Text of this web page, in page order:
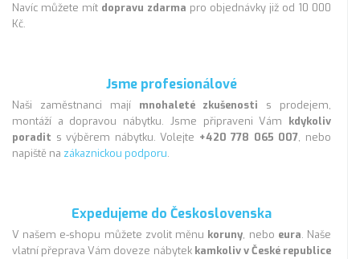
Navíc můžete mít dopravu zdarma pro objednávky již od 10 000
Kč.
Jsme profesionálové
Naši zaměstnanci mají mnohaleté zkušenosti s prodejem,
montáží a dopravou nábytku. Jsme připraveni Vám kdykoliv
poradit s výběrem nábytku. Volejte +420 778 065 007, nebo
napiště na zákaznickou podporu.
Expedujeme do Československa
V našem e-shopu můžete zvolit měnu koruny, nebo eura. Naše
vlatní přeprava Vám doveze nábytek kamkoliv v České republice